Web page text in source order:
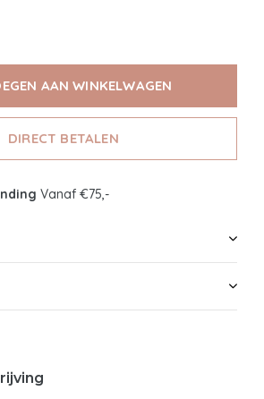
AAN WINKELWAGEN
DIRECT BETALEN
Vanaf €75,-